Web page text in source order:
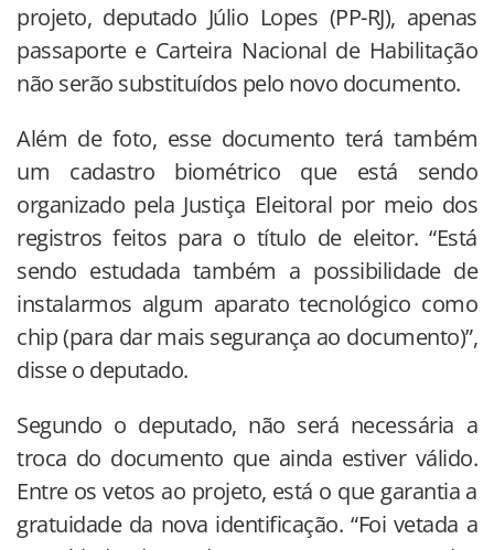
projeto, deputado Júlio Lopes (PP-RJ), apenas
passaporte e Carteira Nacional de Habilitação
não serão substituídos pelo novo documento.
Além de foto, esse documento terá também
um cadastro biométrico que está sendo
organizado pela Justiça Eleitoral por meio dos
registros feitos para o título de eleitor. “Está
sendo estudada também a possibilidade de
instalarmos algum aparato tecnológico como
chip (para dar mais segurança ao documento)”,
disse o deputado.
Segundo o deputado, não será necessária a
troca do documento que ainda estiver válido.
Entre os vetos ao projeto, está o que garantia a
gratuidade da nova identificação. “Foi vetada a